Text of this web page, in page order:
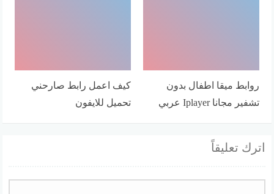
روابط ميقا اطفال بدون
تشفير مجانا Iplayer عربي
كيف اعمل رابط صارحني
تحميل للايفون
اترك تعليقاً